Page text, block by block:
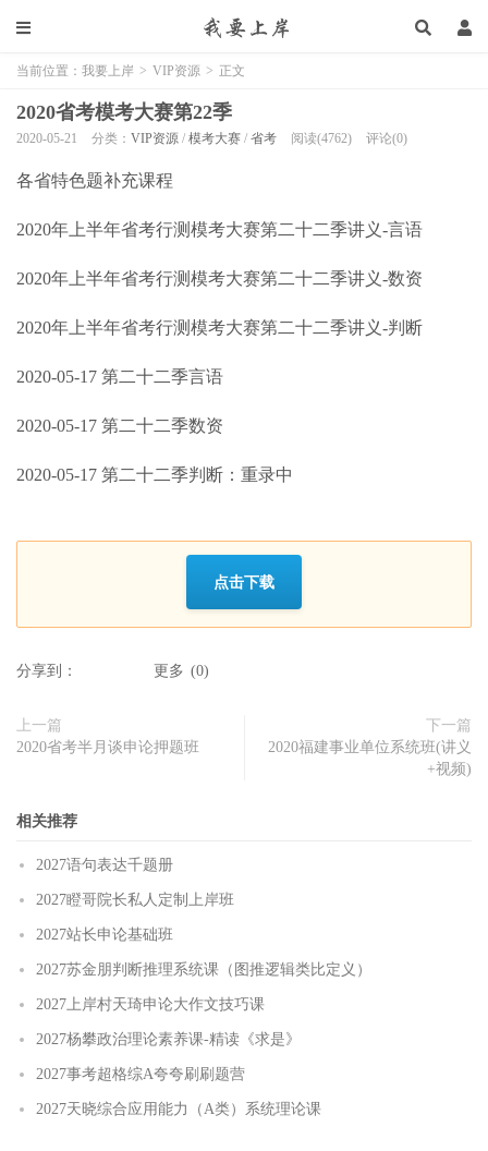
当前位置： 我要上岸 > VIP资源 > 正文
2020省考模考大赛第22季
2020-05-21 分类： VIP资源 / 模考大赛 / 省考 阅读(4762) 评论(0)
各省特色题补充课程
2020年上半年省考行测模考大赛第二十二季讲义-言语
2020年上半年省考行测模考大赛第二十二季讲义-数资
2020年上半年省考行测模考大赛第二十二季讲义-判断
2020-05-17 第二十二季言语
2020-05-17 第二十二季数资
2020-05-17 第二十二季判断：重录中
点击下载
分享到： 更多 (0)
上一篇
2020省考半月谈申论押题班
下一篇
2020福建事业单位系统班(讲义
+视频)
相关推荐
2027语句表达千题册
2027瞪哥院长私人定制上岸班
2027站长申论基础班
2027苏金朋判断推理系统课（图推逻辑类比定义）
2027上岸村天琦申论大作文技巧课
2027杨攀政治理论素养课-精读《求是》
2027事考超格综A夸夸刷刷题营
2027天晓综合应用能力（A类）系统理论课